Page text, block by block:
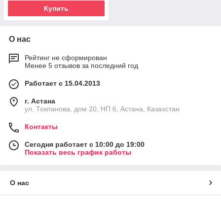
Купить
О нас
Рейтинг не сформирован
Менее 5 отзывов за последний год
Работает с 15.04.2013
г. Астана
ул. Токпанова, дом 20, НП 6, Астана, Казахстан
Контакты
Сегодня работает с 10:00 до 19:00
Показать весь график работы
О нас